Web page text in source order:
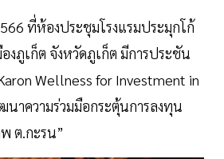
ที่ห้องประชุมโรงแรมประมุกโก้
งภูเก็ต จังหวัดภูเก็ต มีการประชัน
Wellness for Investment in
นาความร่วมมือกระตุ้นการลงทุน
ต.กะรน”